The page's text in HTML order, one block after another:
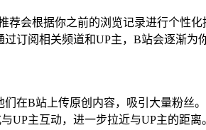
荐会根据你之前的浏览记录进行个性
订阅相关频道和UP主，B站会逐渐为
在B站上传原创内容，吸引大量粉丝
UP主互动，进一步拉近与UP主的距离